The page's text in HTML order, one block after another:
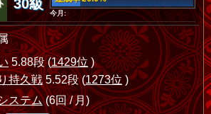
30級
今月:
5.88段 (1429位 )
持久戦5.52段 (1273位 )
ステム(6回 / 月)